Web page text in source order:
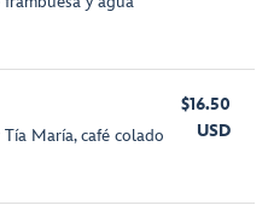
María, café colado
$16.50
USD